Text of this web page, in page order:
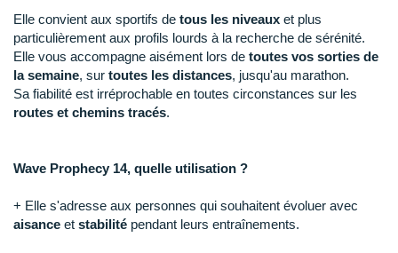
Elle convient aux sportifs de tous les niveaux et plus
particulièrement aux profils lourds à la recherche de sérénité.
Elle vous accompagne aisément lors de toutes vos sorties de
la semaine, sur toutes les distances, jusqu'au marathon.
Sa fiabilité est irréprochable en toutes circonstances sur les
routes et chemins tracés.
Wave Prophecy 14, quelle utilisation ?
+ Elle s'adresse aux personnes qui souhaitent évoluer avec
aisance et stabilité pendant leurs entraînements.
OVERSTIMS
Patagonia
Petzl
Polar
Reebok